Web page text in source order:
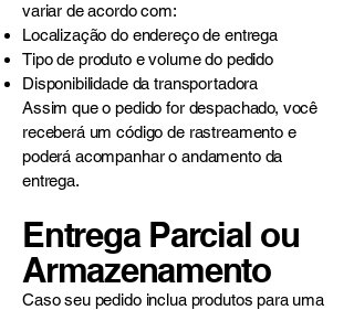
variar de acordo com:
Localização do endereço de entrega
Tipo de produto e volume do pedido
Disponibilidade da transportadora
Assim que o pedido for despachado, você
receberá um código de rastreamento e
poderá acompanhar o andamento da
entrega.
Entrega Parcial ou
Armazenamento
Caso seu pedido inclua produtos para uma